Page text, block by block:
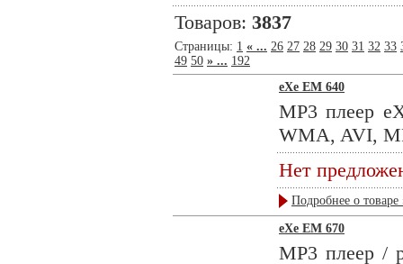
Товаров: 3837
Страницы: 1 « ... 26 27 28 29 30 31 32 33
49 50 » ... 192
eXe EM 640
MP3 плеер
WMA, AVI,
Нет
Подробнее о товаре
eXe EM 670
MP3 плеер /